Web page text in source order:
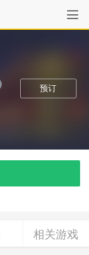
预订
相关游戏